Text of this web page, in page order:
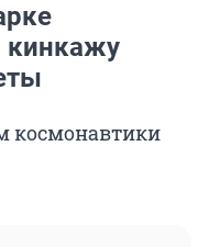
кинкажу
космонавтики